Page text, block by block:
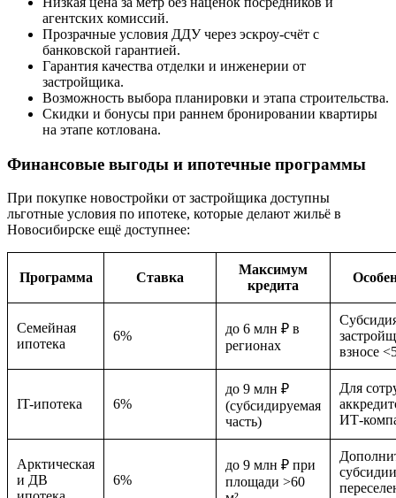
агентских комиссий.
Прозрачные условия ДДУ через эскроу-счёт с
банковской гарантией.
Гарантия качества отделки и инженерии от
застройщика.
Возможность выбора планировки и этапа строительства.
Скидки и бонусы при раннем бронировании квартиры
на этапе котлована.
Финансовые выгоды и ипотечные программы
При покупке новостройки от застройщика доступны
льготные условия по ипотеке, которые делают жильё в
Новосибирске ещё доступнее:
Программа Ставка
Максимум
кредита
Семейная
ипотека
6%
до 6 млн ₽ в
регионах
взносе
IT-ипотека 6%
до 9 млн ₽
(субсидируемая
часть)
Для
ИТ-
Арктическая
и ДВ
6%
до 9 млн ₽ при
площади >60